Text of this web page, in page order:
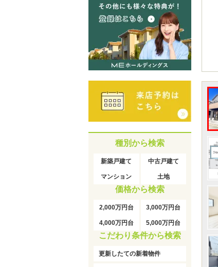
種別から検索
新築戸建て 中古戸建て
マンション 土地
価格から検索
2,000万円台 3,000万円台
4,000万円台 5,000万円台
こだわり条件から検索
更新したての新着物件